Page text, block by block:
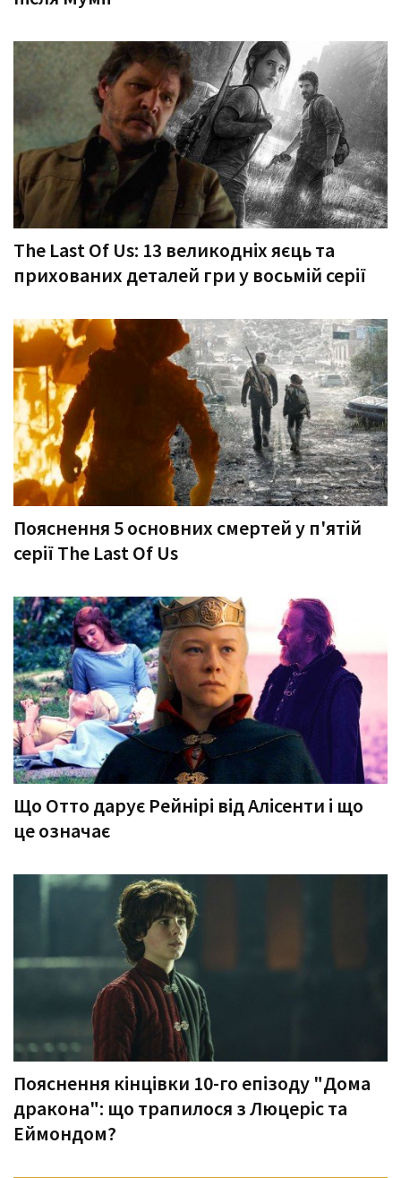
The Last Of Us: 13 великодніх яєць та
прихованих деталей гри у восьмій серії
Пояснення 5 основних смертей у п'ятій
серії The Last Of Us
Що Отто дарує Рейнірі від Алісенти і що
це означає
Пояснення кінцівки 10-го епізоду "Дома
дракона": що трапилося з Люцеріс та
Еймондом?